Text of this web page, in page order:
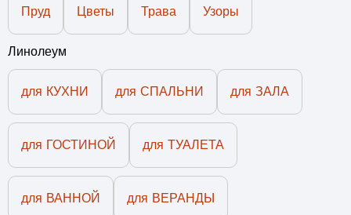
Пруд Цветы Трава Узоры
Линолеум
для КУХНИ для СПАЛЬНИ для ЗАЛА
для ГОСТИНОЙ для ТУАЛЕТА
для ВАННОЙ для ВЕРАНДЫ